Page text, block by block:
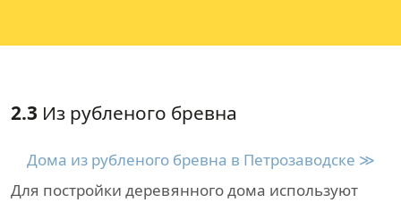
2.3 Из рубленого бревна
Дома из рубленого бревна в Петрозаводске ≫
Для постройки деревянного дома используют